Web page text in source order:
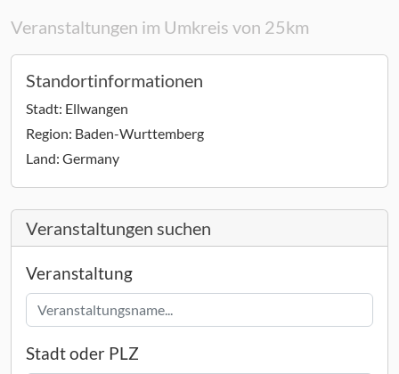
Veranstaltungen im Umkreis von 25km
Standortinformationen
Stadt: Ellwangen
Region: Baden-Wurttemberg
Land: Germany
Veranstaltungen suchen
Veranstaltung
Stadt oder PLZ